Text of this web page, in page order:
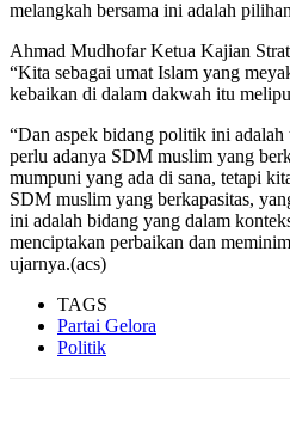
melangkah bersama ini adalah
Ahmad Mudhofar Ketua Kajian
“Kita sebagai umat Islam yang
kebaikan di dalam dakwah itu
“Dan aspek bidang politik ini
perlu adanya SDM muslim yang
mumpuni yang ada di sana, tetapi
SDM muslim yang berkapasitas,
ini adalah bidang yang dalam
menciptakan perbaikan dan
ujarnya.(acs)
TAGS
Partai Gelora
Politik